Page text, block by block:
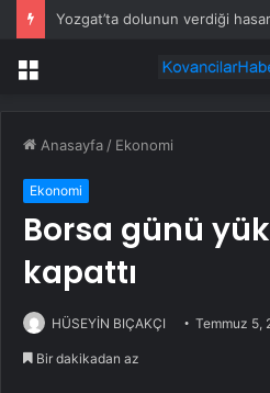
Yozgat’ta dolunun verdiği
Menü
Anasayfa / Ekonomi
Ekonomi
Borsa günü
kapattı
HÜSEYİN BIÇAKÇI Temmuz 5,
Bir dakikadan az